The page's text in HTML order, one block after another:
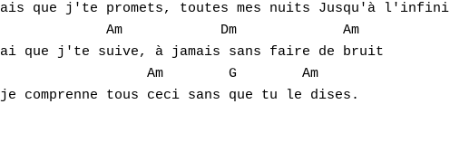
que j'te promets, toutes mes nuits Jusqu'à l'infini
Am            Dm             Am
que j'te suive, à jamais sans faire de bruit
Am        G        Am
comprenne tous ceci sans que tu le dises.